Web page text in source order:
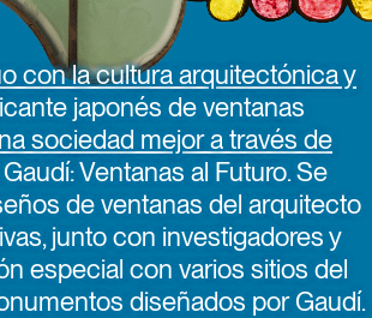
con la cultura arquitectónica y
japonés de ventanas
sociedad mejor a través de
Ventanas al Futuro. Se
de ventanas del arquitecto
junto con investigadores y
especial con varios sitios del
diseñados por Gaudí.